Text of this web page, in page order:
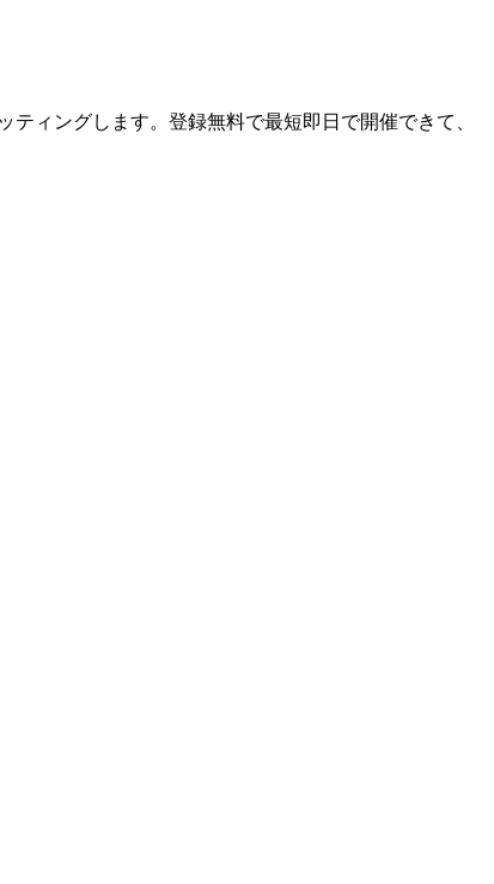
ィングします。登録無料で最短即日で開催できて、